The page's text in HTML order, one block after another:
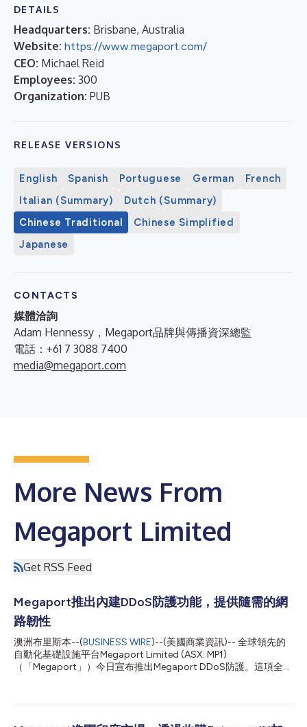
DETAILS
Headquarters: Brisbane, Australia
Website: https://www.megaport.com/
CEO: Michael Reid
Employees: 300
Organization: PUB
RELEASE VERSIONS
English Spanish Portuguese German
French
Italian (Summary)
Dutch (Summary)
Chinese Traditional
Chinese Simplified
Japanese
CONTACTS
媒體洽詢
Adam Hennessy，Megaport品牌與傳播資深總監
電話：+61 7 3088 7400
media@megaport.com
More News From
Megaport Limited
Get RSS Feed
Megaport推出內建DDoS防護功能，提供隨需的網
路韌性
澳洲布里斯本--(BUSINESS WIRE)--(美國商業資訊)-- 全球領先的
自動化基礎設施平台Megaport Limited (ASX: MP1)
（「Megaport」）今日宣布推出Megaport DDoS防護。這項全新
路由，從而確保關鍵任務的正常運行時間，同時不會增加額外的延